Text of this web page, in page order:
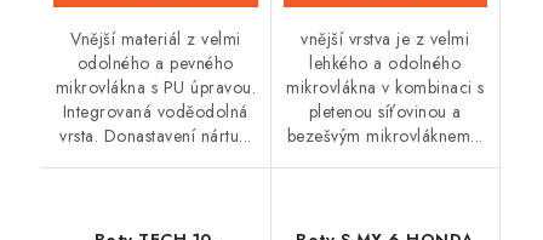
Vnější materiál z velmi
odolného a pevného
mikrovlákna s PU úpravou.
Integrovaná voděodolná
vrsta. Donastavení nártu...
vnější vrstva je z velmi
lehkého a odolného
mikrovlákna v kombinaci s
pletenou síťovinou a
bezešvým mikrovláknem...